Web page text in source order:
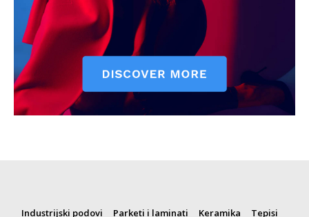
Industrijski podovi Parketi i laminati Keramika
Tepisi